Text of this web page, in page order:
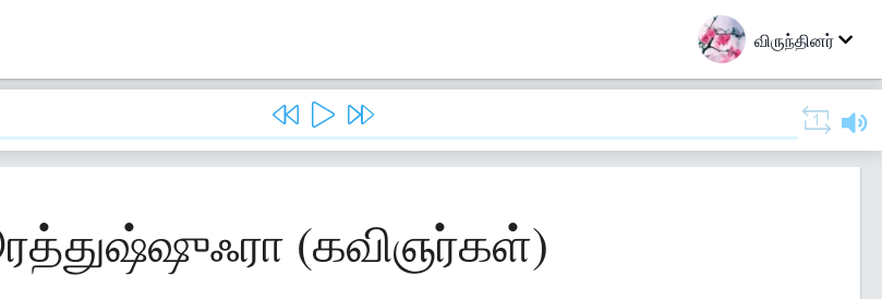
விருந்தினர்
(கவிஞர்கள்)